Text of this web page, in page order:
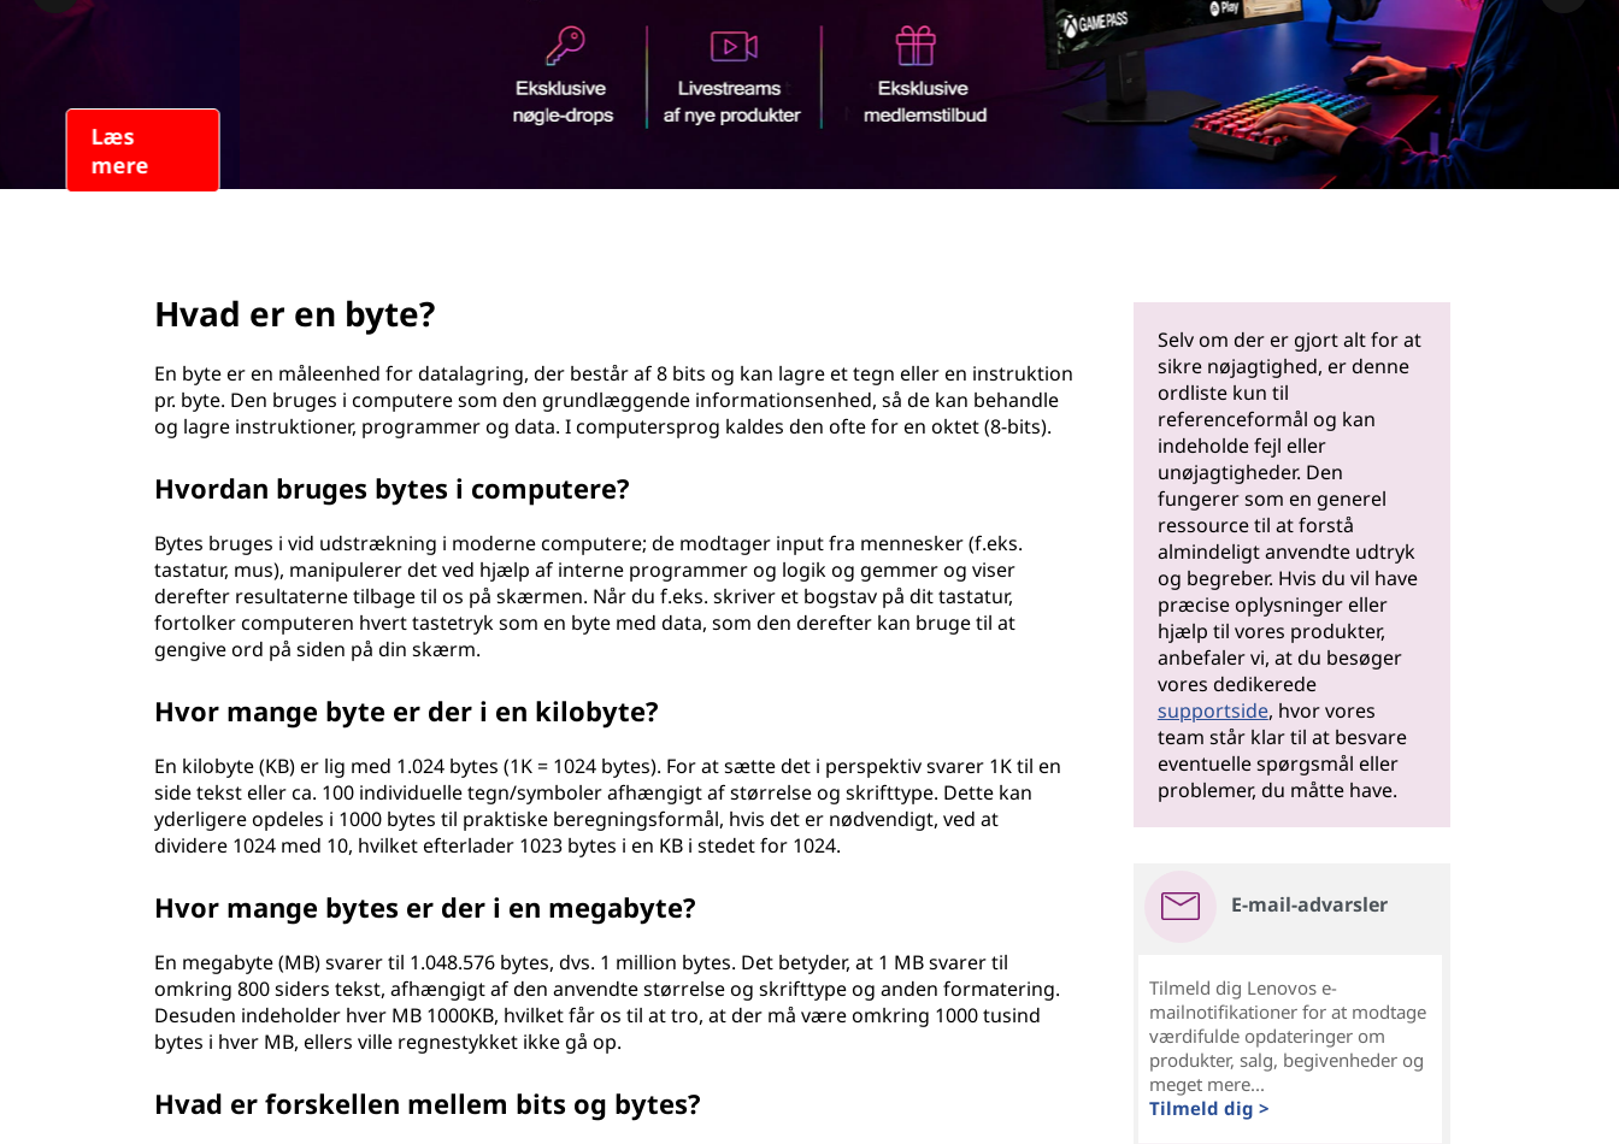
Læs
Hvad er en byte?
En byte er en måleenhed for datalagring, der består af 8 bits og kan lagre et tegn eller en instruktion
pr. byte. Den bruges i computere som den grundlæggende informationsenhed, så de kan behandle
og lagre instruktioner, programmer og data. I computersprog kaldes den ofte for en oktet (8-bits).
Hvordan bruges bytes i computere?
Bytes bruges i vid udstrækning i moderne computere; de modtager input fra mennesker (f.eks.
tastatur, mus), manipulerer det ved hjælp af interne programmer og logik og gemmer og viser
derefter resultaterne tilbage til os på skærmen. Når du f.eks. skriver et bogstav på dit tastatur,
fortolker computeren hvert tastetryk som en byte med data, som den derefter kan bruge til at
gengive ord på siden på din skærm.
Hvor mange byte er der i en kilobyte?
En kilobyte (KB) er lig med 1.024 bytes (1K = 1024 bytes). For at sætte det i perspektiv svarer 1K til en
side tekst eller ca. 100 individuelle tegn/symboler afhængigt af størrelse og skrifttype. Dette kan
yderligere opdeles i 1000 bytes til praktiske beregningsformål, hvis det er nødvendigt, ved at
dividere 1024 med 10, hvilket efterlader 1023 bytes i en KB i stedet for 1024.
Hvor mange bytes er der i en megabyte?
En megabyte (MB) svarer til 1.048.576 bytes, dvs. 1 million bytes. Det betyder, at 1 MB svarer til
omkring 800 siders tekst, afhængigt af den anvendte størrelse og skrifttype og anden formatering.
Desuden indeholder hver MB 1000KB, hvilket får os til at tro, at der må være omkring 1000 tusind
bytes i hver MB, ellers ville regnestykket ikke gå op.
Hvad er forskellen mellem bits og bytes?
Selv om der er gjort alt for at
sikre nøjagtighed, er denne
ordliste kun til
referenceformål og kan
indeholde fejl eller
unøjagtigheder. Den
fungerer som en generel
ressource til at forstå
almindeligt anvendte udtryk
og begreber. Hvis du vil have
præcise oplysninger eller
hjælp til vores produkter,
anbefaler vi, at du besøger
vores dedikerede
supportside, hvor vores
team står klar til at besvare
eventuelle spørgsmål eller
problemer, du måtte have.
E-mail-advarsler
Tilmeld dig Lenovos e-
mailnotifikationer for at modtage
værdifulde opdateringer om
produkter, salg, begivenheder og
meget mere...
Tilmeld dig >